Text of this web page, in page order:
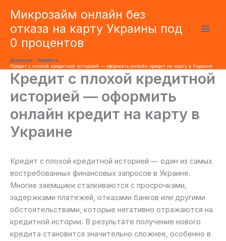
вмісту
Микрозайм онлайн без
отказа на карту Украины под
0 процентов
Домашня
Кредиты
Кредит с плохой кредитной историей — оформить онлайн кредит на карту в Украине
Кредит с плохой кредитной
историей — оформить
онлайн кредит на карту в
Украине
Кредит с плохой кредитной историей — один из самых
востребованных финансовых запросов в Украине.
Многие заемщики сталкиваются с просрочками,
задержками платежей, отказами банков или другими
обстоятельствами, которые негативно отражаются на
кредитной истории. В результате получение нового
кредита становится значительно сложнее, особенно в